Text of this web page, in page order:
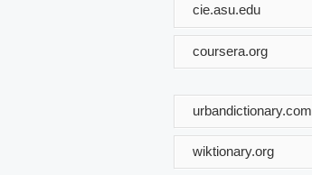
cie.asu.edu
coursera.org
urbandictionary.com
wiktionary.org